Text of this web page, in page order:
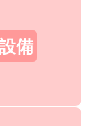
備